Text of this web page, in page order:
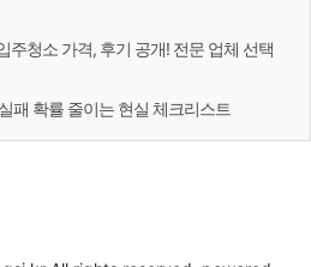
주청소 가격, 후기 공개! 전문 업체 선택
패 확률 줄이는 현실 체크리스트